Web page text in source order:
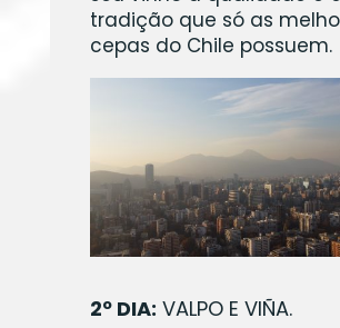
tradição que só as
cepas do Chile possuem.
2º DIA: VALPO E VIÑA.